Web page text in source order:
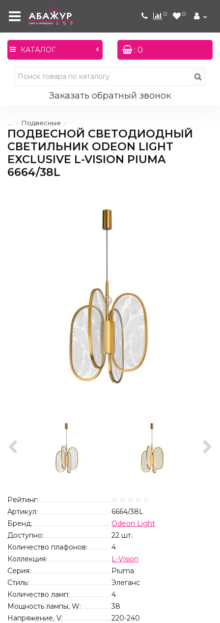
0 0
КАТАЛОГ : 0
Заказать обратный звонок
Подвесные
ПОДВЕСНОЙ СВЕТОДИОДНЫЙ
СВЕТИЛЬНИК ODEON LIGHT
EXCLUSIVE L-VISION PIUMA
6664/38L
Рейтинг:
Артикул:
6664/38L
Бренд:
Odeon Light
Доступно:
22 шт.
Количество плафонов:
4
Коллекция:
L-Vision
Серия:
Piuma
Стиль:
Элеганс
Количество ламп:
4
Мощность лампы, W:
38
Напряжение, V:
220-240